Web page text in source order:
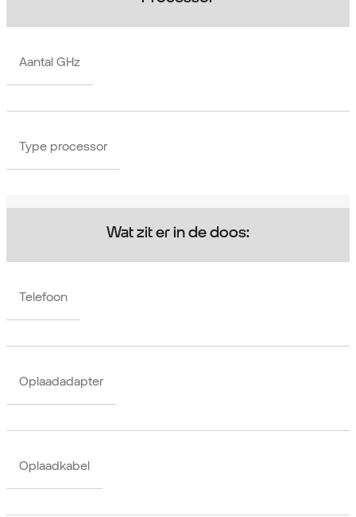
Aantal GHz
Type processor
Wat zit er in de doos:
Telefoon
Oplaadadapter
Oplaadkabel